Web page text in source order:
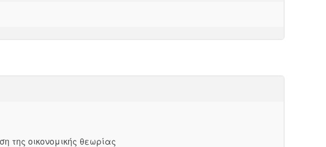
της οικονομικής θεωρίας